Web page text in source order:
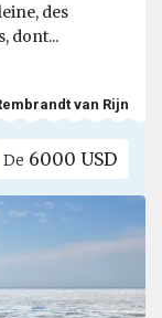
des
dont...
van Rijn
De 6000 USD